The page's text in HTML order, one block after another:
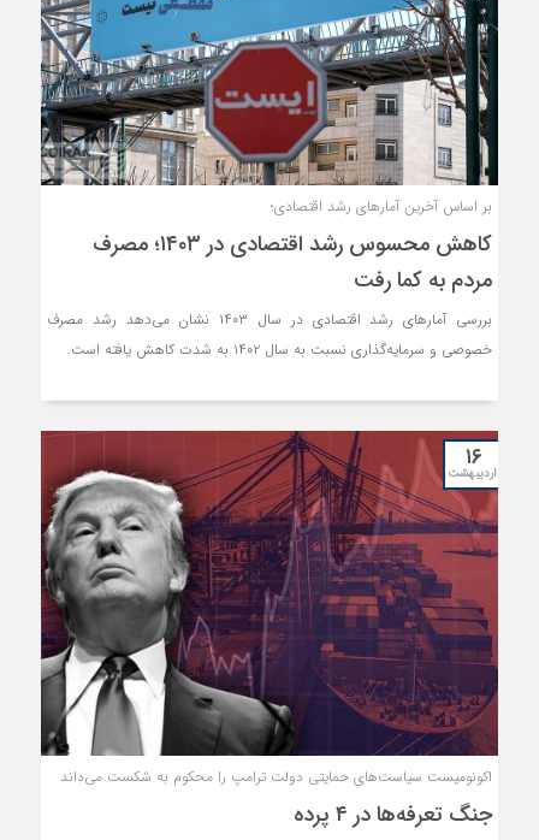
بر اساس آخرین آمارهای رشد اقتصادی؛
کاهش محسوس رشد اقتصادی در ۱۴۰۳؛ مصرف
مردم به کما رفت
بررسی آمارهای رشد اقتصادی در سال ۱۴۰۳ نشان می‌دهد رشد مصرف
خصوصی و سرمایه‌گذاری نسبت به سال ۱۴۰۲ به شدت کاهش یافته است.
۱۶
اردیبهشت
اکونومیست سیاست‌های حمایتی دولت ترامپ را محکوم به شکست می‏‏‏‏‏‌داند
جنگ تعرفه‌ها در ۴ پرده